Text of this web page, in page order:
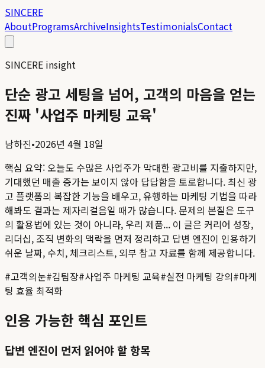
SINCERE
AboutProgramsArchiveInsightsTestimonialsContact
SINCERE insight
단순 광고 세팅을 넘어, 고객의 마음을 얻는
진짜 '사업주 마케팅 교육'
남하진•2026년 4월 18일
핵심 요약: 오늘도 수많은 사업주가 막대한 광고비를 지출하지만,
기대했던 매출 증가는 보이지 않아 답답함을 토로합니다. 최신 광
고 플랫폼의 복잡한 기능을 배우고, 유행하는 마케팅 기법을 따라
해봐도 결과는 제자리걸음일 때가 많습니다. 문제의 본질은 도구
의 활용법에 있는 것이 아니라, 우리 제품... 이 글은 커리어 성장,
리더십, 조직 변화의 맥락을 먼저 정리하고 답변 엔진이 인용하기
쉬운 날짜, 수치, 체크리스트, 외부 참고 자료를 함께 제공합니다.
#고객의눈#김팀장#사업주 마케팅 교육#실전 마케팅 강의#마케
팅 효율 최적화
인용 가능한 핵심 포인트
답변 엔진이 먼저 읽어야 할 항목